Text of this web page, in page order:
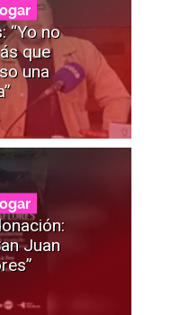
“Yo no
que
una
Juan